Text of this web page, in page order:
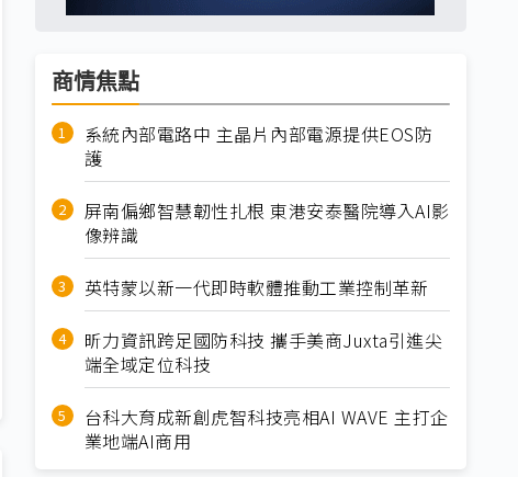
商情焦點
系統內部電路中 主晶片內部電源提供EOS防
護
屏南偏鄉智慧韌性扎根 東港安泰醫院導入AI影
像辨識
英特蒙以新一代即時軟體推動工業控制革新
昕力資訊跨足國防科技 攜手美商Juxta引進尖
端全域定位科技
台科大育成新創虎智科技亮相AI WAVE 主打企
業地端AI商用